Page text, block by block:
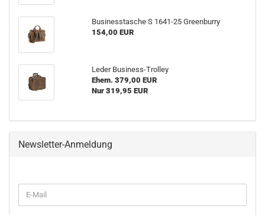
Businesstasche S 1641-25 Greenburry
154,00 EUR
Leder Business-Trolley
Ehem. 379,00 EUR
Nur 319,95 EUR
Newsletter-Anmeldung
ZUR
NEWSLETTER-
E-
Mail